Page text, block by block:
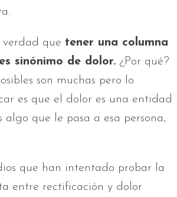
verdad que tener una columna
sinónimo de dolor. ¿Por qué?
son muchas pero lo
es que el dolor es una entidad
algo que le pasa a esa persona,
que han intentado probar la
entre rectificación y dolor